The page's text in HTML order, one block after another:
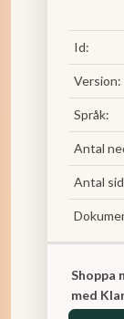
Id:
Version:
Språk:
Antal
Antal
Shoppa
med